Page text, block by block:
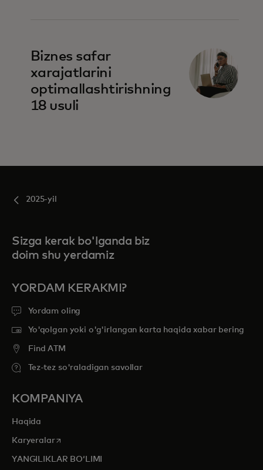
Biznes safar
xarajatlarini
optimallashtirishning
18 usuli
2025-yil
Sizga kerak bo'lganda biz
doim shu yerdamiz
YORDAM KERAKMI?
Yordam oling
Yo'qolgan yoki o'g'irlangan karta haqida xabar bering
Find ATM
Tez-tez so'raladigan savollar
KOMPANIYA
Haqida
Karyeralaropens in a new tab
YANGILIKLAR BOʻLIMI